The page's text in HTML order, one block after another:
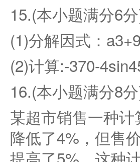
15.(本小题满分6
(1)分解因式：
(2)计算:-370-
16.(本小题满分8
某超市销售一种
降低了4%，但售